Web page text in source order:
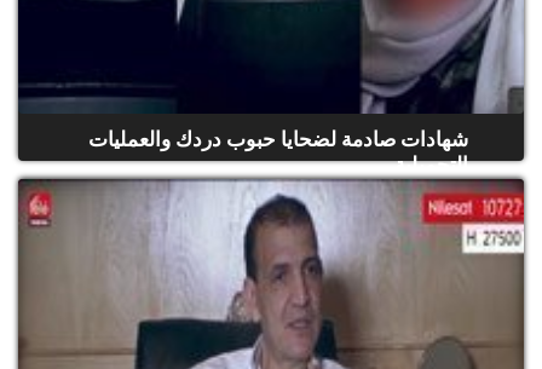
شهادات صادمة لضحايا حبوب دردك والعمليات
التجميلية